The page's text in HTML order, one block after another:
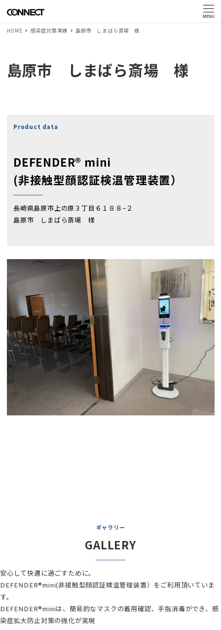
MENU
HOME 感染症対策実績 島原市 しまばら斎場 様
島原市 しまばら斎場 様
Product data
DEFENDER® mini
(非接触型顔認証検温管理装置）
長崎県島原市上の原３丁目６１８８−２
島原市 しまばら斎場 様
ギャラリー
GALLERY
安心して快適に過ごすために。
DEFENDER®mini(非接触型顔認証検温管理装置）をご利用頂いていま
す。
DEFENDER®miniは、簡易的なマスクの着用確認、手指消毒ができ、感
染症拡大防止対策の強化が実現